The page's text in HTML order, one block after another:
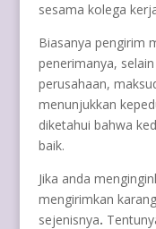
sesama kolega
Biasanya pengirim
penerimanya,
perusahaan,
menunjukkan
diketahui bahwa
baik.
Jika anda
mengirimkan
sejenisnya.